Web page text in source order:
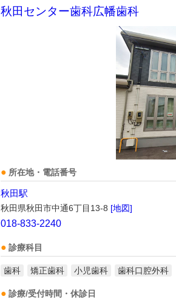
秋田センター歯科広幡歯科
所在地・電話番号
秋田駅
秋田県秋田市中通6丁目13-8 [地図]
018-833-2240
診療科目
歯科 矯正歯科 小児歯科 歯科口腔外科
診療/受付時間・休診日